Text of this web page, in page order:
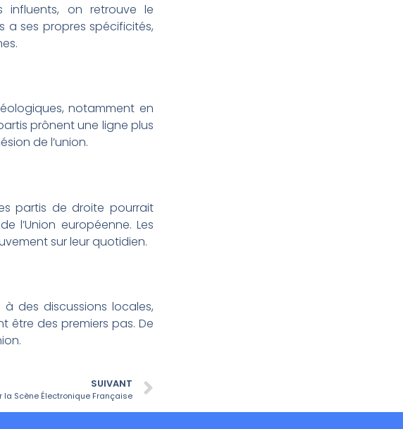
influents, on retrouve le
a ses propres spécificités,
notamment en
prônent une ligne plus
de l’union.
partis de droite pourrait
l’Union européenne. Les
sur leur quotidien.
des discussions locales,
être des premiers pas. De
SUIVANT
la Scène Électronique Française